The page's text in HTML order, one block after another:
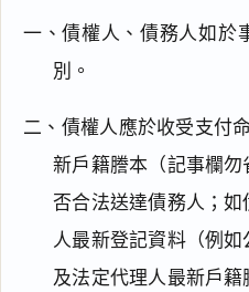
一、債權人、債務人如於
別。
二、債權人應於收受支付
新戶籍謄本（記事欄
否合法送達債務人；
人最新登記資料（例如
及法定代理人最新戶